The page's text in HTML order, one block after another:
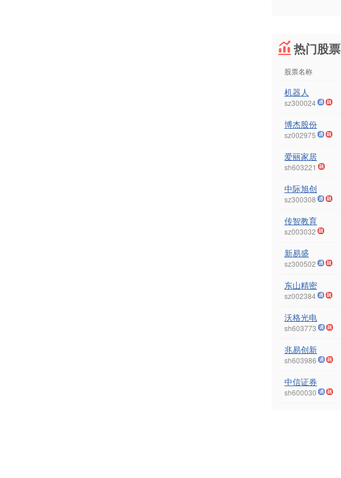
热门股票
股票名称
机器人
sz300024
博杰股份
sz002975
爱丽家居
sh603221
中际旭创
sz300308
传智教育
sz003032
新易盛
sz300502
东山精密
sz002384
沃格光电
sh603773
兆易创新
sh603986
中信证券
sh600030